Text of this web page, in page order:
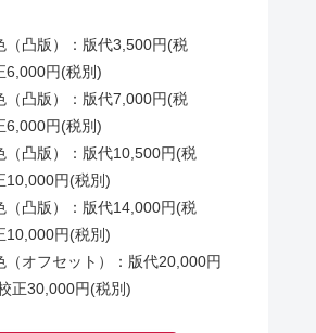
（凸版）：版代3,500円(税
6,000円(税別)
（凸版）：版代7,000円(税
6,000円(税別)
（凸版）：版代10,500円(税
10,000円(税別)
（凸版）：版代14,000円(税
10,000円(税別)
（オフセット）：版代20,000円
正30,000円(税別)